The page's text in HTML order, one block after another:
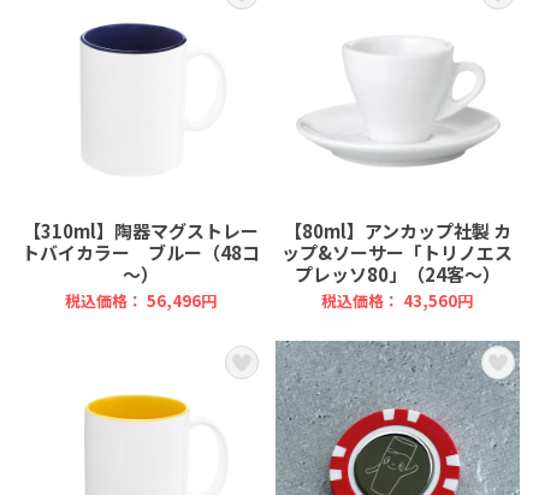
【310ml】陶器マグストレー
トバイカラー ブルー（48コ
～）
税込価格： 56,496円
【80ml】アンカップ社製 カ
ップ&ソーサー「トリノエス
プレッソ80」（24客～）
税込価格： 43,560円